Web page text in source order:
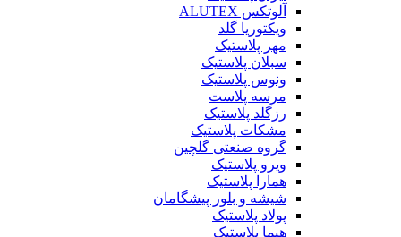
آلوتکس ALUTEX
ویکتوریا گلد
مهر پلاستیک
سبلان پلاستیک
ونوس پلاستیک
مرسه پلاست
رزگلد پلاستیک
مشکات پلاستیک
گروه صنعتی گلچین
ویرو پلاستیک
همارا پلاستیک
شیشه و بلور پیشگامان
پولاد پلاستیک
هیما پلاستیک